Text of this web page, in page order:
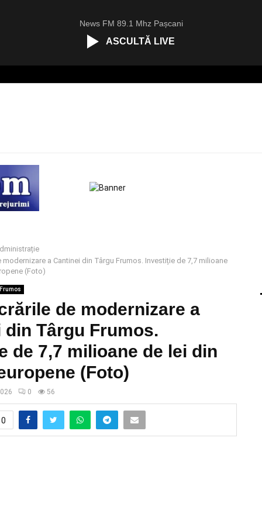
News FM 89.1 Mhz Pașcani
ASCULTĂ LIVE
modernizare a Cantinei din Târgu Frumos. Investiție de 7,7 milioane
(Foto)
de modernizare a
din Târgu Frumos.
de 7,7 milioane de lei din
(Foto)
0 56
0